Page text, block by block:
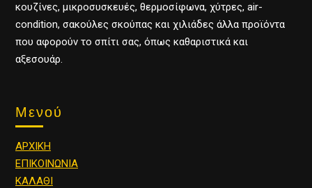
κουζίνες, μικροσυσκευές, θερμοσίφωνα, χύτρες, air-
condition, σακούλες σκούπας και χιλιάδες άλλα προϊόντα
που αφορούν το σπίτι σας, όπως καθαριστικά και
αξεσουάρ.
Μενού
ΑΡΧΙΚΗ
ΕΠΙΚΟΙΝΩΝΙΑ
ΚΑΛΑΘΙ